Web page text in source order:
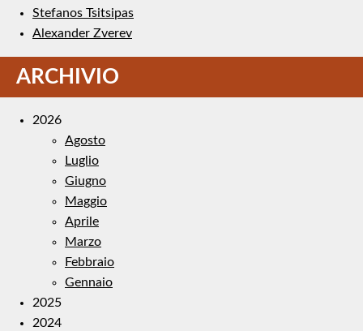
Stefanos Tsitsipas
Alexander Zverev
ARCHIVIO
2026
Agosto
Luglio
Giugno
Maggio
Aprile
Marzo
Febbraio
Gennaio
2025
2024